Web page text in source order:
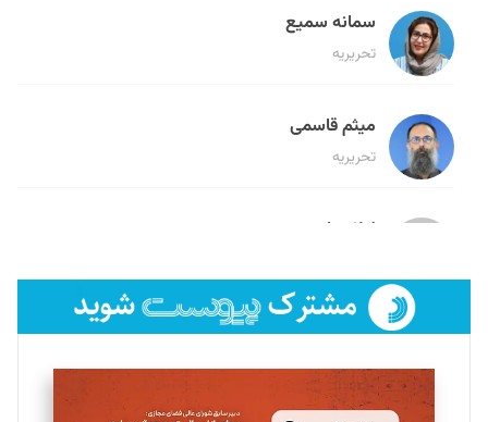
سمانه سمیع
تحریریه
میثم قاسمی
تحریریه
لیلا حنارود
فائزه فتحی رستمی
تحریریه